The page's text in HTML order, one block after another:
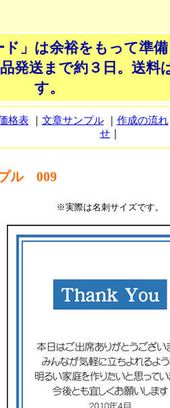
ド」は余裕をもって準
発送まで約３日。送料
す。
格表｜ 文章サンプル｜ 作成の流れ
せ
プル 009
※実際は名刺サイズです。